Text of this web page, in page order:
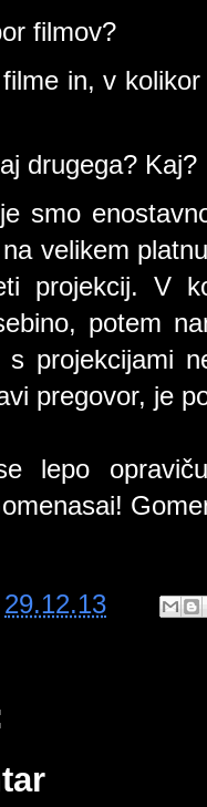
filmov?
in, v
drugega? Kaj?
smo
velikem
projekcij. V
potem
projekcijami
pregovor, je
lepo
29.12.13